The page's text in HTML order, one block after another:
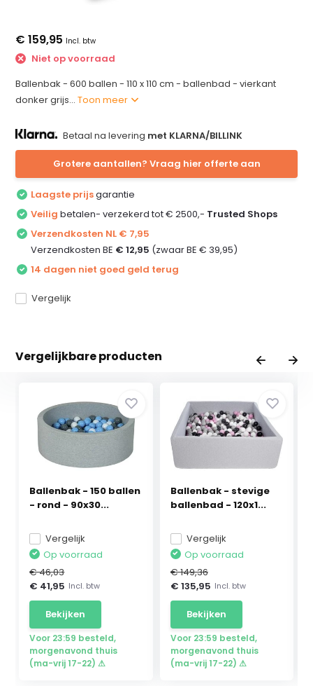
€ 159,95 Incl. btw
Niet op voorraad
Ballenbak - 600 ballen - 110 x 110 cm - ballenbad - vierkant
donker grijs...Toon meer
Betaal na levering met KLARNA/BILLINK
Grotere aantallen? Vraag hier offerte aan
Laagste prijsgarantie
Veilig betalen- verzekerd tot € 2500,- Trusted Shops
Verzendkosten NL € 7,95
Verzendkosten BE € 12,95 (zwaar BE € 39,95)
14 dagen niet goed geld terug
Vergelijk
Vergelijkbare producten
Ballenbak - 150 ballen
- rond - 90x30...
Vergelijk
Op voorraad
€ 46,03
€ 41,95 Incl. btw
Bekijken
Voor 23:59 besteld,
morgenavond thuis
(ma-vrij 17-22) ⚠
Ballenbak - stevige
ballenbad - 120x1...
Vergelijk
Op voorraad
€ 149,36
€ 135,95 Incl. btw
Bekijken
Voor 23:59 besteld,
morgenavond thuis
(ma-vrij 17-22) ⚠